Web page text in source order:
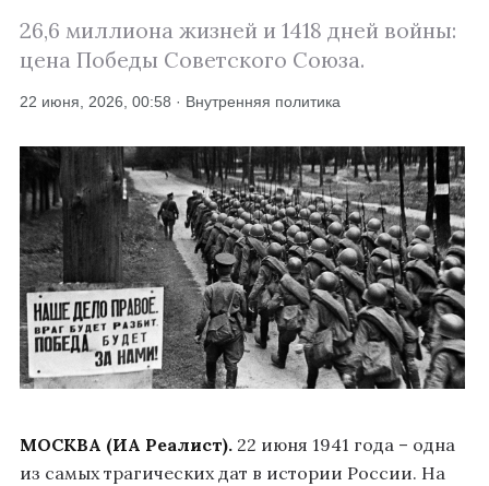
26,6 миллиона жизней и 1418 дней войны:
цена Победы Советского Союза.
22 июня, 2026, 00:58 · Внутренняя политика
МОСКВА (ИА Реалист). 22 июня 1941 года – одна
из самых трагических дат в истории России. На